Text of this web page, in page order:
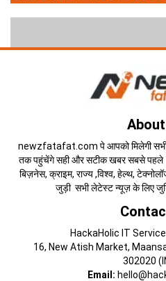
newzfatafat.com पे आपको मिलेगी सभी
तक पहुंचेंगे सही और सटीक खबर सबसे पहले।
बिज़नेस, क्राइम, राज्य ,विश्व, हेल्थ,
जुड़ी सभी लेटेस्ट न्यूज़ के लिए
HackaHolic IT
16, New Atish Market,
302020
Email: